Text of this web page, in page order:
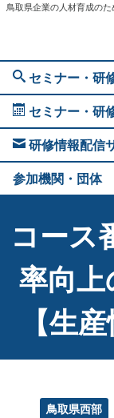
鳥取県企業の人材育成の
セミナー・研
セミナー・研
研修情報配信
参加機関・団体
コース
率向
【生
鳥取県西部